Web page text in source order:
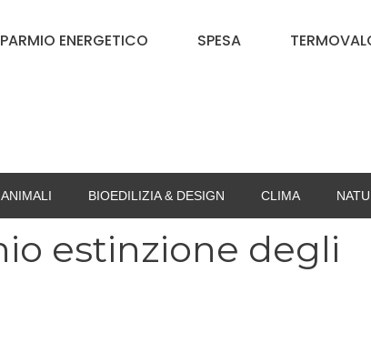
ENERGETICO SPESA
ANIMALI BIOEDILIZIA & DESIGN CLIMA
estinzione degli